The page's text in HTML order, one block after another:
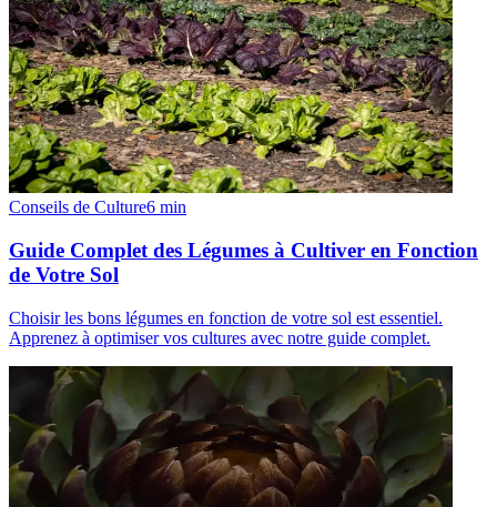
Conseils de Culture6 min
Guide Complet des Légumes à Cultiver en Fonction
de Votre Sol
Choisir les bons légumes en fonction de votre sol est essentiel.
Apprenez à optimiser vos cultures avec notre guide complet.